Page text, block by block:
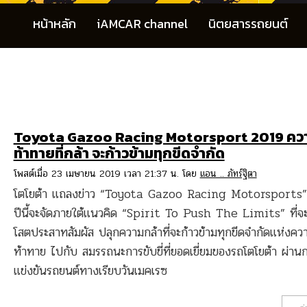
หน้าหลัก iAMCAR channel นิตยสารรถยนต์
Toyota Gazoo Racing Motorsport 2019 คว
ท้าทายที่กล้า จะก้าวข้ามทุกขีดจำกัด
โพสต์เมื่อ 23 เมษายน 2019 เวลา 21:37 น. โดย แอน .. ภัทร์ฐิตา
โตโยต้า แถลงข่าว “Toyota Gazoo Racing
ปีนี้จะจัดภายใต้แนวคิด “Spirit To Push The Limits” ที่จ
โสตประสาทสัมผัส ปลุกความกล้าที่จะก้าวข้ามทุกขีดจำกัดแห่งคว
ท้าทาย ไปกับ สมรรถนะการขับขี่ที่ยอดเยี่ยมของรถโตโยต้า ผ่าน
แข่งขันรถยนต์ทางเรียบวันเมคเรซ